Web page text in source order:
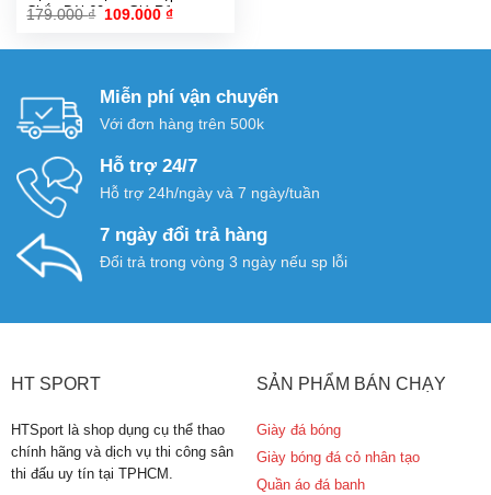
Chắn Dài 60cm Giá Rẻ
179.000₫ Giá
109.000₫Giá
Miễn phí vận chuyển
Với đơn hàng trên 500k
Hỗ trợ 24/7
Hỗ trợ 24h/ngày và 7 ngày/tuần
7 ngày đổi trả hàng
Đổi trả trong vòng 3 ngày nếu sp lỗi
HT SPORT
HTSport là shop dụng cụ thể thao
chính hãng và dịch vụ thi công sân
thi đấu uy tín tại TPHCM.
SẢN PHẨM BÁN CHẠY
Giày đá bóng
Giày bóng đá cỏ nhân tạo
Quần áo đá banh